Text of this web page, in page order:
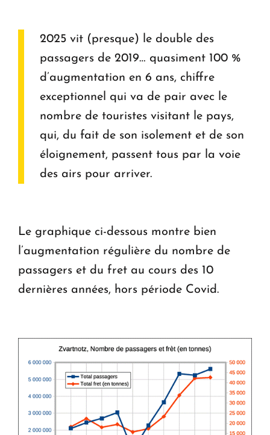
2025 vit (presque) le double des
passagers de 2019… quasiment 100 %
d’augmentation en 6 ans, chiffre
exceptionnel qui va de pair avec le
nombre de touristes visitant le pays,
qui, du fait de son isolement et de son
éloignement, passent tous par la voie
des airs pour arriver.
Le graphique ci-dessous montre bien
l’augmentation régulière du nombre de
passagers et du fret au cours des 10
dernières années, hors période Covid.